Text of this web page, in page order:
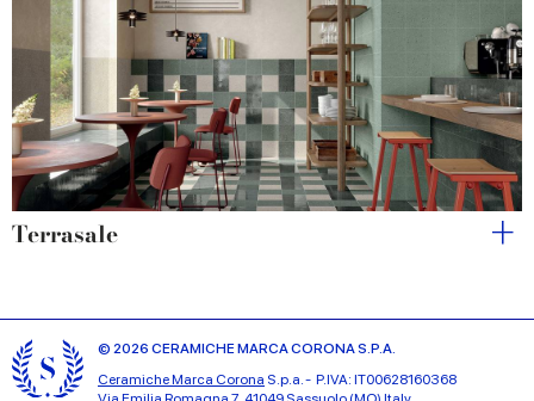
Terrasale
© 2026 CERAMICHE MARCA CORONA S.P.A.
Ceramiche Marca Corona S.p.a. - P.IVA: IT00628160368